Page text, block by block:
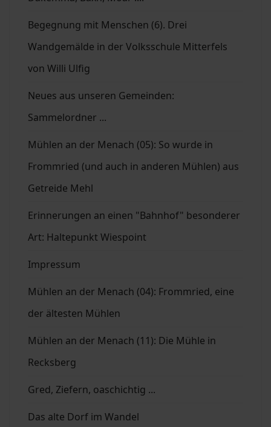
Begegnung mit Menschen (6). Drei
Wandgemälde in der Volksschule Mitterfels
von Willi Ulfig
Neues aus unseren Gemeinden:
Sammelordner ...
Mühlen an der Menach (05): So wurde in
Frommried (und auch in anderen Mühlen) aus
Getreide Mehl
Erinnerungen an einen "Bahnhof" besonderer
Art: Haltepunkt Wiespoint
Impressum
Mühlen an der Menach (04): Frommried, eine
der ältesten Mühlen
Mühlen an der Menach (11): Die Mühle in
Recksberg
Gred, Ziefern, oaschichtig ...
Das alte Dorf im Wandel